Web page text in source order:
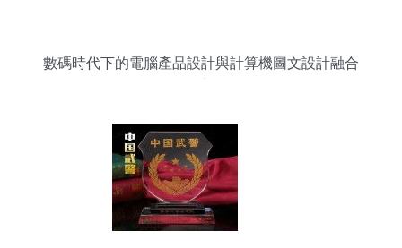
數碼時代下的電腦產品設計與計算機圖文設計融合